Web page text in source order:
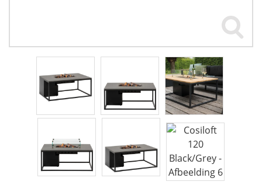
Houtkachels
Accessoires